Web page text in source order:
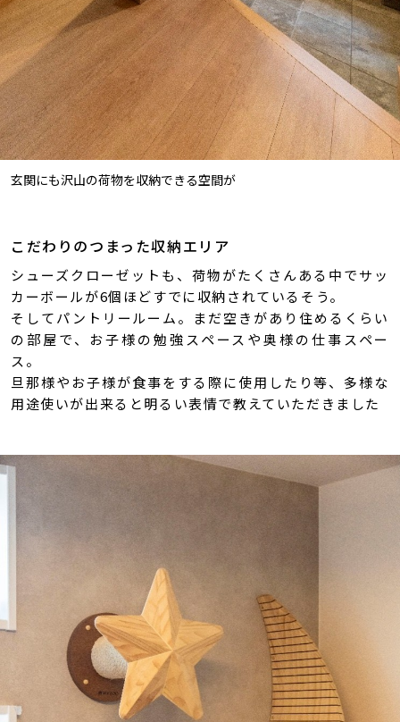
玄関にも沢山の荷物を収納できる空間が
こだわりのつまった収納エリア
シューズクローゼットも、荷物がたくさんある中でサッ
カーボールが6個ほどすでに収納されているそう。
そしてパントリールーム。まだ空きがあり住めるくらい
の部屋で、お子様の勉強スペースや奥様の仕事スペー
ス。
旦那様やお子様が食事をする際に使用したり等、多様な
用途使いが出来ると明るい表情で教えていただきました